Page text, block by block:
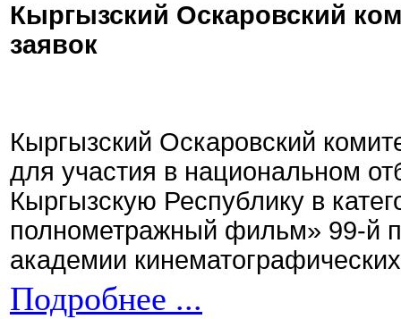
Кыргызский Оскаровский
заявок
Кыргызский Оскаровский
для участия в национальном
Кыргызскую Республику в
полнометражный фильм» 99-й
академии
Подробнее ...